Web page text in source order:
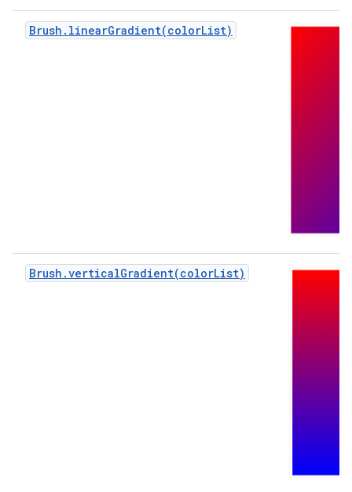
Brush.linearGradient(colorList)
Brush.verticalGradient(colorList)